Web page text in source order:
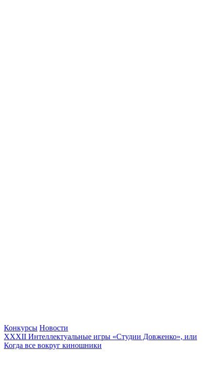
Конкурсы Новости
XXXII Интеллектуальные игры «Студии Довженко», или
Когда все вокруг киношники